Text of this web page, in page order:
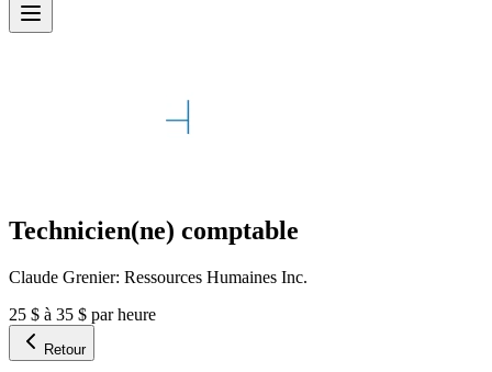
Technicien(ne) comptable
Claude Grenier: Ressources Humaines Inc.
25 $ à 35 $ par heure
Retour